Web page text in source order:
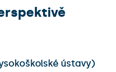
ústavy)